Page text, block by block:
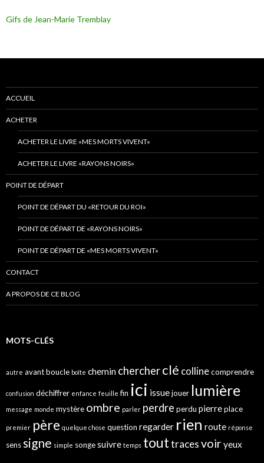
Gifs de Jean-Marie Tremblay
ACCUEIL
ACHETER
ACHETER LE LIVRE «MES MORTS VIVENT»
ACHETER LE LIVRE «RAYONS NOIRS»
POINT DE DÉPART
POINT DE DÉPART DU «RETOUR DU ROI»
POINT DE DÉPART DE «RAYONS NOIRS»
POINT DE DÉPART DE «MES MORTS VIVENT»
CONTACT
A PROPOS DE CE BLOG
MOTS-CLÉS
autre avantboucle boîte chemin chercherclé collinecomprendre
confusion déchiffrer enfance feuille fin ici issuejouer lumière
message monde mystère ombre parler perdre perdu pierreplace
premier père quelque chose question regarder rien route réponse
senssigne simple songesuivre temps touttracesvoir yeux